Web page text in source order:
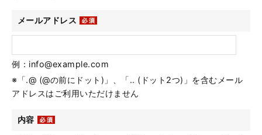
メールアドレス
例：info@example.com
※「.@ (@の前にドット)」、「.. (ドット2つ)」を含むメール
アドレスはご利用いただけません
内容